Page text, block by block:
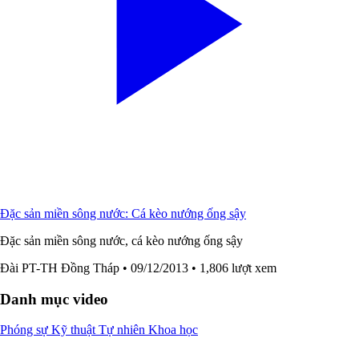
Đặc sản miền sông nước: Cá kèo nướng ống sậy
Đặc sản miền sông nước, cá kèo nướng ống sậy
Đài PT-TH Đồng Tháp • 09/12/2013 • 1,806 lượt xem
Danh mục video
Phóng sự Kỹ thuật Tự nhiên Khoa học